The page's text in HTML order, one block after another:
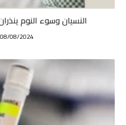
النسيان وسوء النوم
08/08/2024